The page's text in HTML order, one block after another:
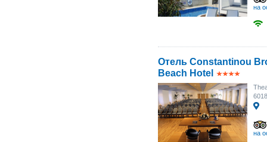
на
Отель Constantinou
Beach Hotel
на